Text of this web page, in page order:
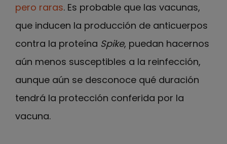
pero raras. Es probable que las vacunas,
que inducen la producción de anticuerpos
contra la proteína Spike, puedan hacernos
aún menos susceptibles a la reinfección,
aunque aún se desconoce qué duración
tendrá la protección conferida por la
vacuna.